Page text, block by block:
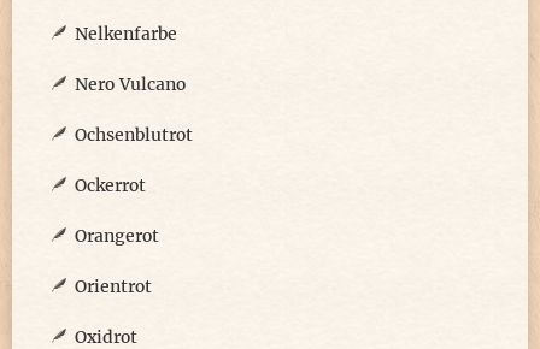
Nelkenfarbe
Nero Vulcano
Ochsenblutrot
Ockerrot
Orangerot
Orientrot
Oxidrot